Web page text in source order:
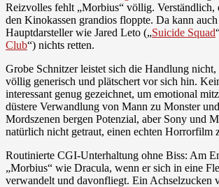
Reizvolles fehlt „Morbius“ völlig. Verständlich,
den Kinokassen grandios floppte. Da kann
Hauptdarsteller wie Jared Leto („Suicide Squad
Club“) nichts retten.
Grobe Schnitzer leistet sich die Handlung nicht,
völlig generisch und plätschert vor sich hin.
interessant genug gezeichnet, um emotional
düstere Verwandlung von Mann zu Monster
Mordszenen bergen Potenzial, aber Sony und
natürlich nicht getraut, einen echten Horrorfilm
Routinierte CGI-Unterhaltung ohne Biss: Am
„Morbius“ wie Dracula, wenn er sich in eine
verwandelt und davonfliegt. Ein Achselzucken